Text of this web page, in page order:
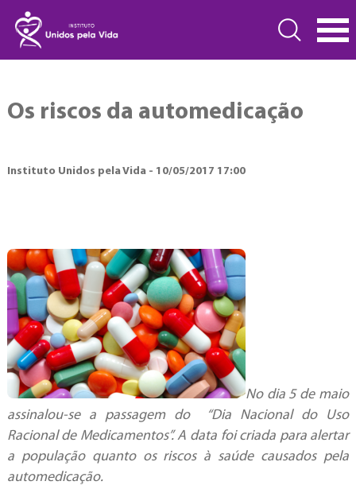
Os riscos da automedicação
Instituto Unidos pela Vida - 10/05/2017 17:00
No dia 5 de maio
assinalou-se a passagem do “Dia Nacional do Uso
Racional de Medicamentos”. A data foi criada para alertar
a população quanto os riscos à saúde causados pela
automedicação.